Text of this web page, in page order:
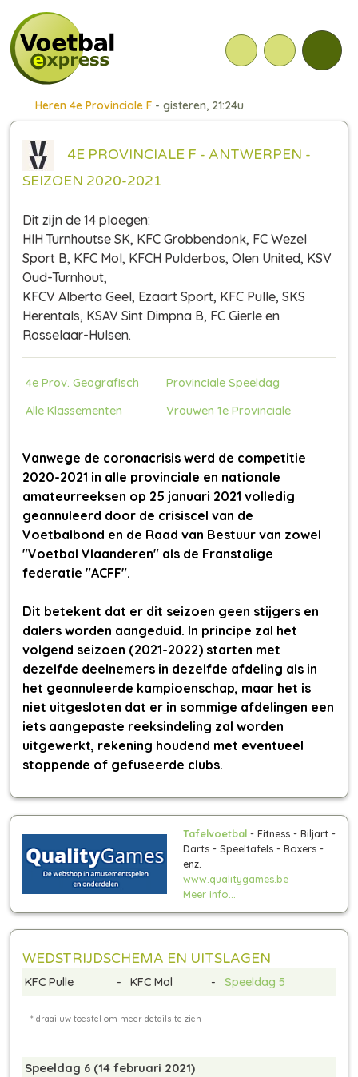
Heren 4e Provinciale F- gisteren, 21:24u
4E PROVINCIALE F - ANTWERPEN -
SEIZOEN 2020-2021
Dit zijn de 14 ploegen:
HIH Turnhoutse SK, KFC Grobbendonk, FC Wezel
Sport B, KFC Mol, KFCH Pulderbos, Olen United, KSV
Oud-Turnhout,
KFCV Alberta Geel, Ezaart Sport, KFC Pulle, SKS
Herentals, KSAV Sint Dimpna B, FC Gierle en
Rosselaar-Hulsen.
4e Prov. Geografisch
Provinciale Speeldag
Alle Klassementen
Vrouwen 1e Provinciale
Vanwege de coronacrisis werd de competitie
2020-2021 in alle provinciale en nationale
amateurreeksen op 25 januari 2021 volledig
geannuleerd door de crisiscel van de
Voetbalbond en de Raad van Bestuur van zowel
"Voetbal Vlaanderen" als de Franstalige
federatie "ACFF".
Dit betekent dat er dit seizoen geen stijgers en
dalers worden aangeduid. In principe zal het
volgend seizoen (2021-2022) starten met
dezelfde deelnemers in dezelfde afdeling als in
het geannuleerde kampioenschap, maar het is
niet uitgesloten dat er in sommige afdelingen een
iets aangepaste reeksindeling zal worden
uitgewerkt, rekening houdend met eventueel
stoppende of gefuseerde clubs.
Tafelvoetbal - Fitness - Biljart -
Darts - Speeltafels - Boxers -
enz.
www.qualitygames.be
Meer info...
WEDSTRIJDSCHEMA EN UITSLAGEN
KFC Pulle - KFC Mol - Speeldag 5
Speeldag 6 (14 februari 2021)